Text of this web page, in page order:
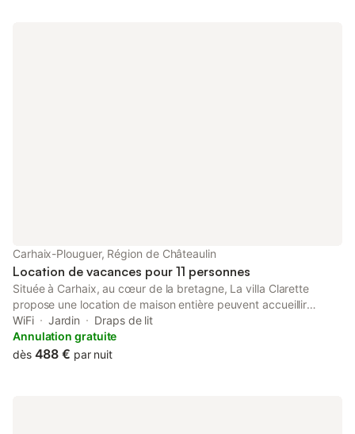
Carhaix-Plouguer, Région de Châteaulin
Location de vacances pour 11 personnes
Située à Carhaix, au cœur de la bretagne, La villa Clarette
propose une location de maison entière peuvent accueillir
jusqu'à 11 personnes avec une connexion Wi-Fi gratuite, un
barbecue, un jardin et un parking privé gratuit. Le logement
dispose d'une cuisine avec un réfrigérateur et un four, lave
WiFi Jardin
Draps de lit
Annulation gratuite
dès 488 € par nuit